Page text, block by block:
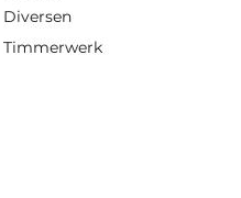
Diversen
Timmerwerk